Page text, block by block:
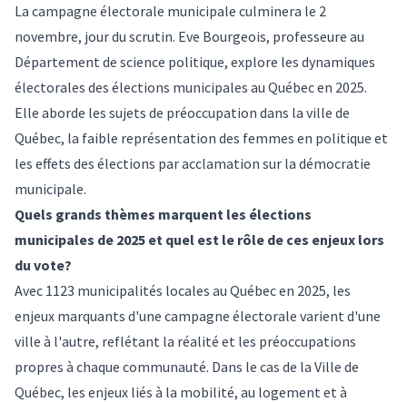
La campagne électorale municipale culminera le 2
novembre, jour du scrutin. Eve Bourgeois, professeure au
Département de science politique, explore les dynamiques
électorales des élections municipales au Québec en 2025.
Elle aborde les sujets de préoccupation dans la ville de
Québec, la faible représentation des femmes en politique et
les effets des élections par acclamation sur la démocratie
municipale.
Quels grands thèmes marquent les élections
municipales de 2025 et quel est le rôle de ces enjeux lors
du vote?
Avec 1123 municipalités locales au Québec en 2025, les
enjeux marquants d'une campagne électorale varient d'une
ville à l'autre, reflétant la réalité et les préoccupations
propres à chaque communauté. Dans le cas de la Ville de
Québec, les enjeux liés à la mobilité, au logement et à